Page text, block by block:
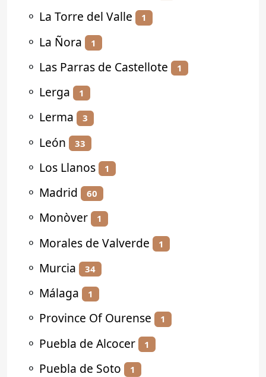
⚬ La Torre del Valle 1
⚬ La Ñora 1
⚬ Las Parras de Castellote 1
⚬ Lerga 1
⚬ Lerma 3
⚬ León 33
⚬ Los Llanos 1
⚬ Madrid 60
⚬ Monòver 1
⚬ Morales de Valverde 1
⚬ Murcia 34
⚬ Málaga 1
⚬ Province Of Ourense 1
⚬ Puebla de Alcocer 1
⚬ Puebla de Soto 1